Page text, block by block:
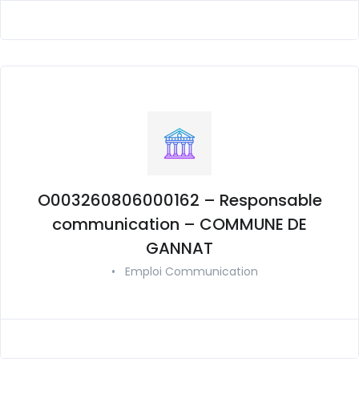
O003260806000162 – Responsable
communication – COMMUNE DE
GANNAT
• Emploi Communication